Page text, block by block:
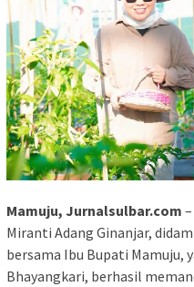
Mamuju, Jurnalsulbar.com
Miranti Adang Ginanjar,
bersama Ibu Bupati Mamuju,
Bhayangkari, berhasil